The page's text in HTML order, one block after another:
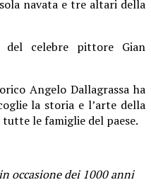
navata e tre altari della
del celebre pittore Gian
Angelo Dallagrassa ha
la storia e l’arte della
le famiglie del paese.
occasione dei 1000 anni